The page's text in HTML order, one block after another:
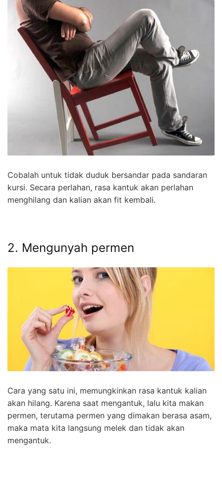
Cobalah untuk tidak duduk bersandar pada sandaran
kursi. Secara perlahan, rasa kantuk akan perlahan
menghilang dan kalian akan fit kembali.
2. Mengunyah permen
Cara yang satu ini, memungkinkan rasa kantuk kalian
akan hilang. Karena saat mengantuk, lalu kita makan
permen, terutama permen yang dimakan berasa asam,
maka mata kita langsung melek dan tidak akan
mengantuk.